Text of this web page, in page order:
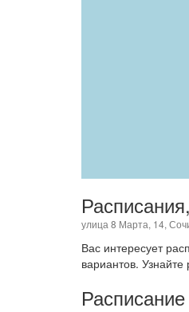
улица 8 Марта, 14,
Вас интересует
вариантов. Узнайте